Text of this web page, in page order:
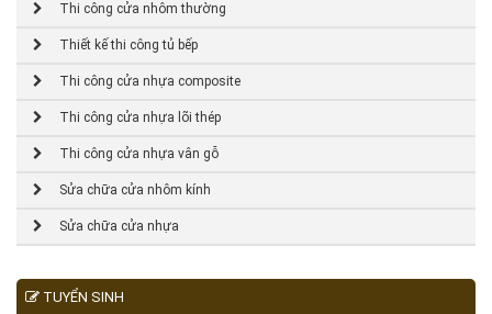
Thi công cửa nhôm thường
Thiết kế thi công tủ bếp
Thi công cửa nhựa composite
Thi công cửa nhựa lõi thép
Thi công cửa nhựa vân gỗ
Sửa chữa cửa nhôm kính
Sửa chữa cửa nhựa
TUYỂN SINH